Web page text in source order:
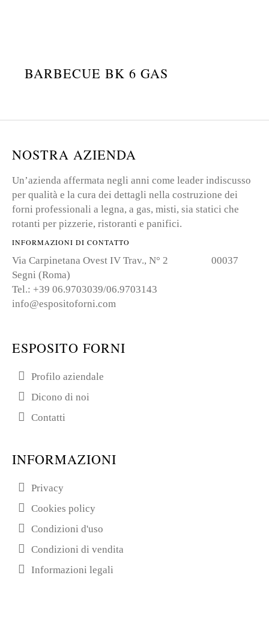
BARBECUE BK 6 GAS
NOSTRA AZIENDA
Un’azienda affermata negli anni come leader indiscusso
per qualità e la cura dei dettagli nella costruzione dei
forni professionali a legna, a gas, misti, sia statici che
rotanti per pizzerie, ristoranti e panifici.
INFORMAZIONI DI CONTATTO
Via Carpinetana Ovest IV Trav., N° 2 00037
Segni (Roma)
Tel.: +39 06.9703039/06.9703143
info@espositoforni.com
ESPOSITO FORNI
Profilo aziendale
Dicono di noi
Contatti
INFORMAZIONI
Privacy
Cookies policy
Condizioni d'uso
Condizioni di vendita
Informazioni legali